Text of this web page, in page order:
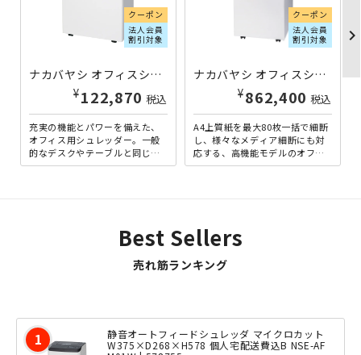
クーポン
法人会員
割引対象
ナカバヤシ オフィスシュレッダー W440×D300×H700 SXI-152CE | 572334
¥122,870 税込
充実の機能とパワーを備えた、
オフィス用シュレッダー。一般
的なデスクやテーブルと同じ高
さ（JIS700mm）となってお
クーポン
法人会員
割引対象
ナカバヤシ オフィスシュレッダー S-80MHP W500×D500×H943 S-80MHP | 572395
¥862,400 税込
A4上質紙を最大80枚一括で細断
し、様々なメディア細断にも対
応する、高機能モデルのオフィ
スシュレッダー。高性能モータ
chevron_right
Best Sellers
売れ筋ランキング
静音オートフィードシュレッダ マイクロカット
W375×D268×H578 個人宅配送費込B NSE-AF